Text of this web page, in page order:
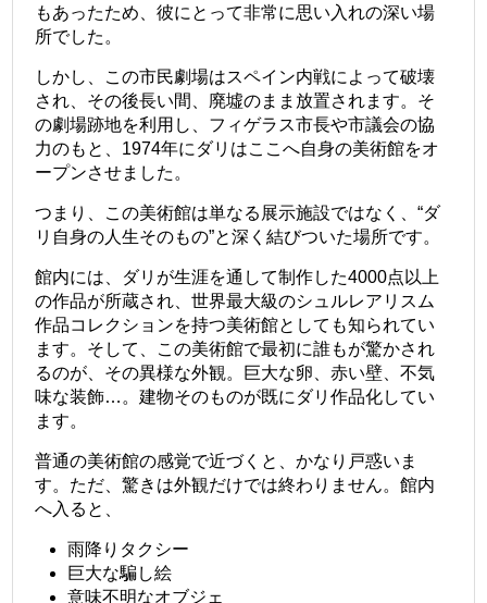
もあったため、彼にとって非常に思い入れの深い場
所でした。
しかし、この市民劇場はスペイン内戦によって破壊
され、その後長い間、廃墟のまま放置されます。そ
の劇場跡地を利用し、フィゲラス市長や市議会の協
力のもと、1974年にダリはここへ自身の美術館をオ
ープンさせました。
つまり、この美術館は単なる展示施設ではなく、“ダ
リ自身の人生そのもの”と深く結びついた場所です。
館内には、ダリが生涯を通して制作した4000点以上
の作品が所蔵され、世界最大級のシュルレアリスム
作品コレクションを持つ美術館としても知られてい
ます。そして、この美術館で最初に誰もが驚かされ
るのが、その異様な外観。巨大な卵、赤い壁、不気
味な装飾…。建物そのものが既にダリ作品化してい
ます。
普通の美術館の感覚で近づくと、かなり戸惑いま
す。ただ、驚きは外観だけでは終わりません。館内
へ入ると、
雨降りタクシー
巨大な騙し絵
意味不明なオブジェ